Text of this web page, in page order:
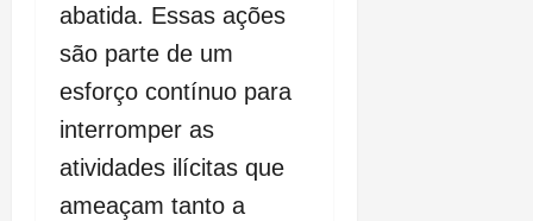
abatida. Essas ações
são parte de um
esforço contínuo para
interromper as
atividades ilícitas que
ameaçam tanto a